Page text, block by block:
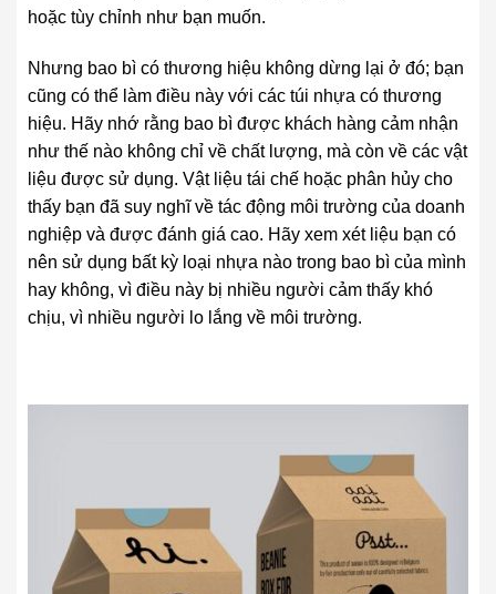
hoặc tùy chỉnh như bạn muốn.
Nhưng bao bì có thương hiệu không dừng lại ở đó; bạn
cũng có thể làm điều này với các túi nhựa có thương
hiệu. Hãy nhớ rằng bao bì được khách hàng cảm nhận
như thế nào không chỉ về chất lượng, mà còn về các vật
liệu được sử dụng. Vật liệu tái chế hoặc phân hủy cho
thấy bạn đã suy nghĩ về tác động môi trường của doanh
nghiệp và được đánh giá cao. Hãy xem xét liệu bạn có
nên sử dụng bất kỳ loại nhựa nào trong bao bì của mình
hay không, vì điều này bị nhiều người cảm thấy khó
chịu, vì nhiều người lo lắng về môi trường.